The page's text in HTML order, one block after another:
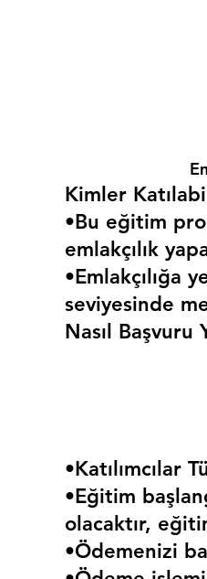
Kimler
•Bu eğitim
emlakçılık
•Emlakçılığa
seviyesinde
Nasıl Başvuru
•Katılımcılar
•Eğitim
olacaktır,
•Ödemenizi